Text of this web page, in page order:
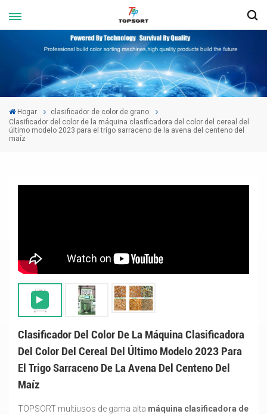
Hogar
clasificador de color de grano
Clasificador del color de la máquina clasificadora del color del cereal del
último modelo 2023 para el trigo sarraceno de la avena del centeno del
maíz
Clasificador Del Color De La Máquina Clasificadora
Del Color Del Cereal Del Último Modelo 2023 Para
El Trigo Sarraceno De La Avena Del Centeno Del
Maíz
TOPSORT multiusos de gama alta máquina clasificadora de